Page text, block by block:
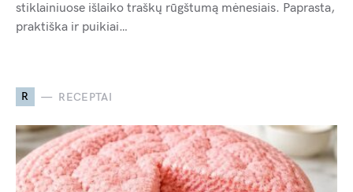
stiklainiuose išlaiko traškų rūgštumą mėnesiais. Paprasta,
praktiška ir puikiai…
R RECEPTAI